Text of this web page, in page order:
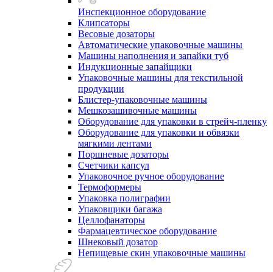
Инспекционное оборудование
Клипсаторы
Весовые дозаторы
Автоматические упаковочные машины
Машины наполнения и запайки туб
Индукционные запайщики
Упаковочные машины для текстильной
продукции
Блистер-упаковочные машины
Мешкозашивочные машины
Оборудование для упаковки в стрейч-пленку
Оборудование для упаковки и обвязки
мягкими лентами
Поршневые дозаторы
Счетчики капсул
Упаковочное ручное оборудование
Термоформеры
Упаковка полиграфии
Упаковщики багажа
Целлофанаторы
Фармацевтическое оборудование
Шнековый дозатор
Непищевые скин упаковочные машины